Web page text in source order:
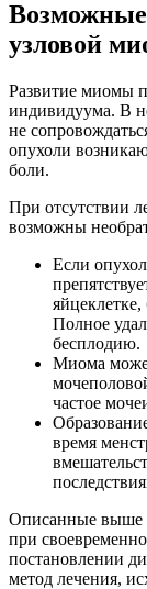
Возможные
узловой
Развитие миомы
индивидуума. В
не
опухоли
боли.
При отсутствии
возможны
Если
Полное
бесплодию.
Миома
частое
время
Описанные выше
при
постановлении
метод лечения,